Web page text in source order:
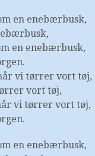
en enebærbusk,
en enebærbusk,
vi tørrer vort tøj,
vort tøj,
vi tørrer vort tøj,
en enebærbusk,